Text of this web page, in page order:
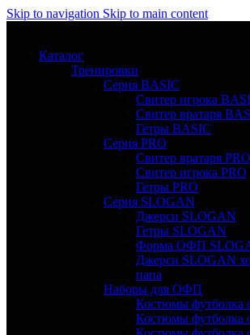
Skip to navigation Skip to main content
Каталог
Тренировки
Серия BASIC
Свитер игрока
Свитер вратаря
Гетры BASIC
Серия PRO
Свитер вратаря PRO
Свитер игрока PRO
Гетры PRO
Серия SLOGAN
Джерси SLOGAN
Гетры SLOGAN
Форма ОФП
Джерси SLOGAN
папа
Наборы для ОФП
Костюмы футболка
Костюмы футболка